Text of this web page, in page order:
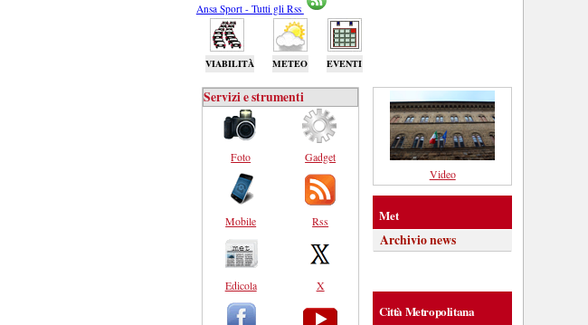
Ansa Sport - Tutti gli Rss
VIABILITÀ METEO EVENTI
Servizi e strumenti
Foto
Mobile
Edicola
Gadget
Rss
X
Video
Met
Archivio news
Città Metropolitana